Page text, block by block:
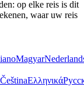
op elke reis is dit
waar uw reis
Magyar
ČeštinaΕλληνικά